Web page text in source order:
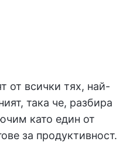
от всички тях, най-
така че, разбира
като един от
за продуктивност.